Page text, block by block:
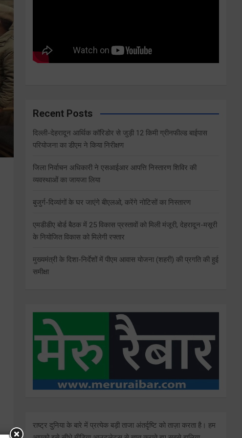
Recent Posts
दिल्ली-देहरादून आर्थिक कॉरिडोर से जुड़ी 12 किमी ग्रीनफील्ड बाईपास
परियोजना का डीएम ने किया निरीक्षण
जिला निर्वाचन अधिकारी ने एसआईआर आपत्ति निस्तारण शिविर की
व्यवस्थाओं का जायजा लिया
बुजुर्ग-दिव्यांगों के घर जाएंगे बीएलओ, करेंगे नोटिसों का निस्तारण
एमडीडीए बोर्ड बैठक में 25 विकास प्रस्तावों को मिली मंजूरी, देहरादून-मसूरी
के नियोजित विकास को मिलेगी रफ्तार
मुख्यमंत्री के दिशा-निर्देशों में पीएम आवास योजना (शहरी) की प्रगति की हुई
समीक्षा
राष्ट्र दुनिया के बारे में प्रत्येक बड़ी ताजा अंतर्दृष्टि को ताज़ा करता है। हम